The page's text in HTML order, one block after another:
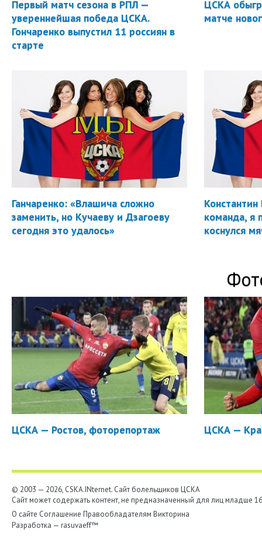
Первый матч сезона в РПЛ —
увереннейшая победа ЦСКА.
Гончаренко выпустил 11 россиян в
старте
ЦСКА
матче
Ганчаренко: «Влашича сложно
заменить, но Кучаеву и Дзагоеву
сегодня это удалось»
Константин
команда, я
коснулся
ЦСКА — Ростов, фоторепортаж ЦСКА —
© 2003 — 2026, CSKA.INternet. Cайт болельщиков ЦСКА
Сайт может содержать контент, не предназначенный для лиц младше
О сайте Соглашение Правообладателям Викторина
Разработка — rasuvaeff™